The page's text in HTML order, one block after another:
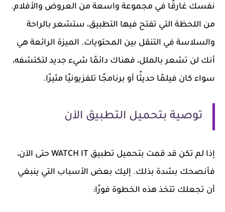
نفسك غارقًا في مجموعة واسعة من العروض والأفلام.
من اللحظة التي تفتح فيها التطبيق، ستشعر بالراحة
والسلاسة في التنقل بين المحتويات. الميزة الرائعة هي
أنك لن تشعر بالملل، فهناك دائمًا شيء جديد لتكتشفه،
سواء كان فيلمًا حديثًا أو برنامجًا تلفزيونيًا مثيرًا.
توصية بتحميل التطبيق الآن
إذا لم تكن قد قمت بتحميل تطبيق WATCH IT حتى الآن،
فأنصحك بشدة بذلك. إليك بعض الأسباب التي ينبغي
أن تجعلك تتخذ هذه الخطوة فورًا: